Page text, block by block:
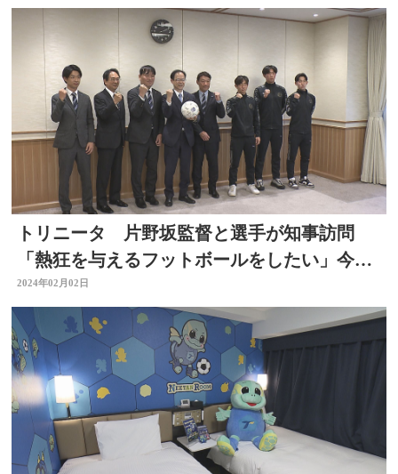
トリニータ 片野坂監督と選手が知事訪問
「熱狂を与えるフットボールをしたい」今シ
ーズンの活躍誓う
2024年02月02日